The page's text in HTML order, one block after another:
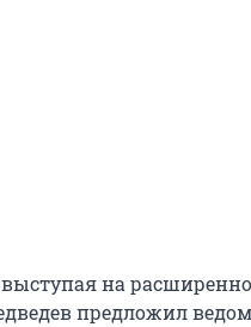
выступая на
предложил